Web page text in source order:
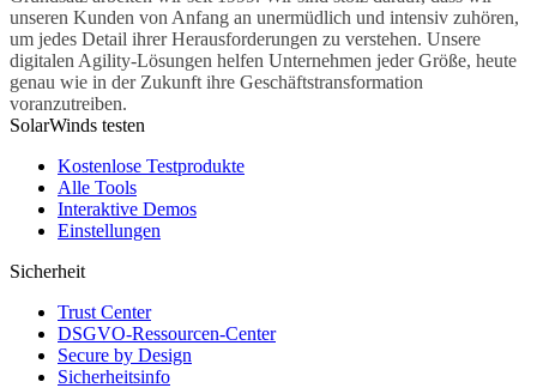
unseren Kunden von Anfang an unermüdlich und intensiv zuhören,
um jedes Detail ihrer Herausforderungen zu verstehen. Unsere
digitalen Agility-Lösungen helfen Unternehmen jeder Größe, heute
genau wie in der Zukunft ihre Geschäftstransformation
voranzutreiben.
SolarWinds testen
Kostenlose Testprodukte
Alle Tools
Interaktive Demos
Einstellungen
Sicherheit
Trust Center
DSGVO-Ressourcen-Center
Secure by Design
Sicherheitsinfo